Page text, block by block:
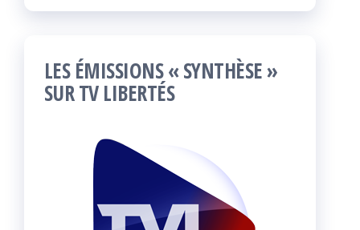
LES ÉMISSIONS « SYNTHÈSE »
SUR TV LIBERTÉS